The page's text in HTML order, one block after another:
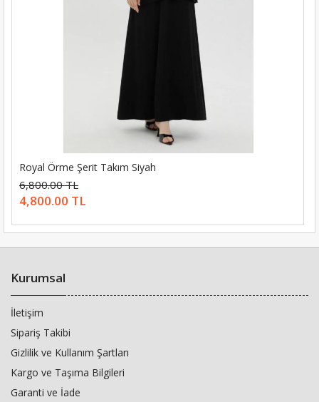
Royal Örme Şerit Takım Siyah
6,800.00 TL
4,800.00 TL
Kurumsal
İletişim
Sipariş Takibi
Gizlilik ve Kullanım Şartları
Kargo ve Taşıma Bilgileri
Garanti ve İade